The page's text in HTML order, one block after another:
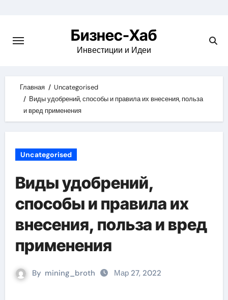
content
Бизнес-Хаб
Инвестиции и Идеи
Главная
Uncategorised
Виды удобрений, способы и правила их внесения, польза
и вред применения
Uncategorised
Виды удобрений,
способы и правила их
внесения, польза и вред
применения
By mining_broth Мар 27, 2022